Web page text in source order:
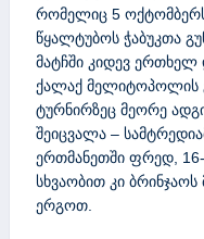
რომელიც 5
წყალტუბოს ჭაბუკთა
მატჩში კიდევ ერთხელ
ქალაქ მელიტოპოლის
ტურნირზეც მეორე
შეიცვალა –
ერთმანეთში ფრედ, 16-
სხვაობით კი
ერგოთ.